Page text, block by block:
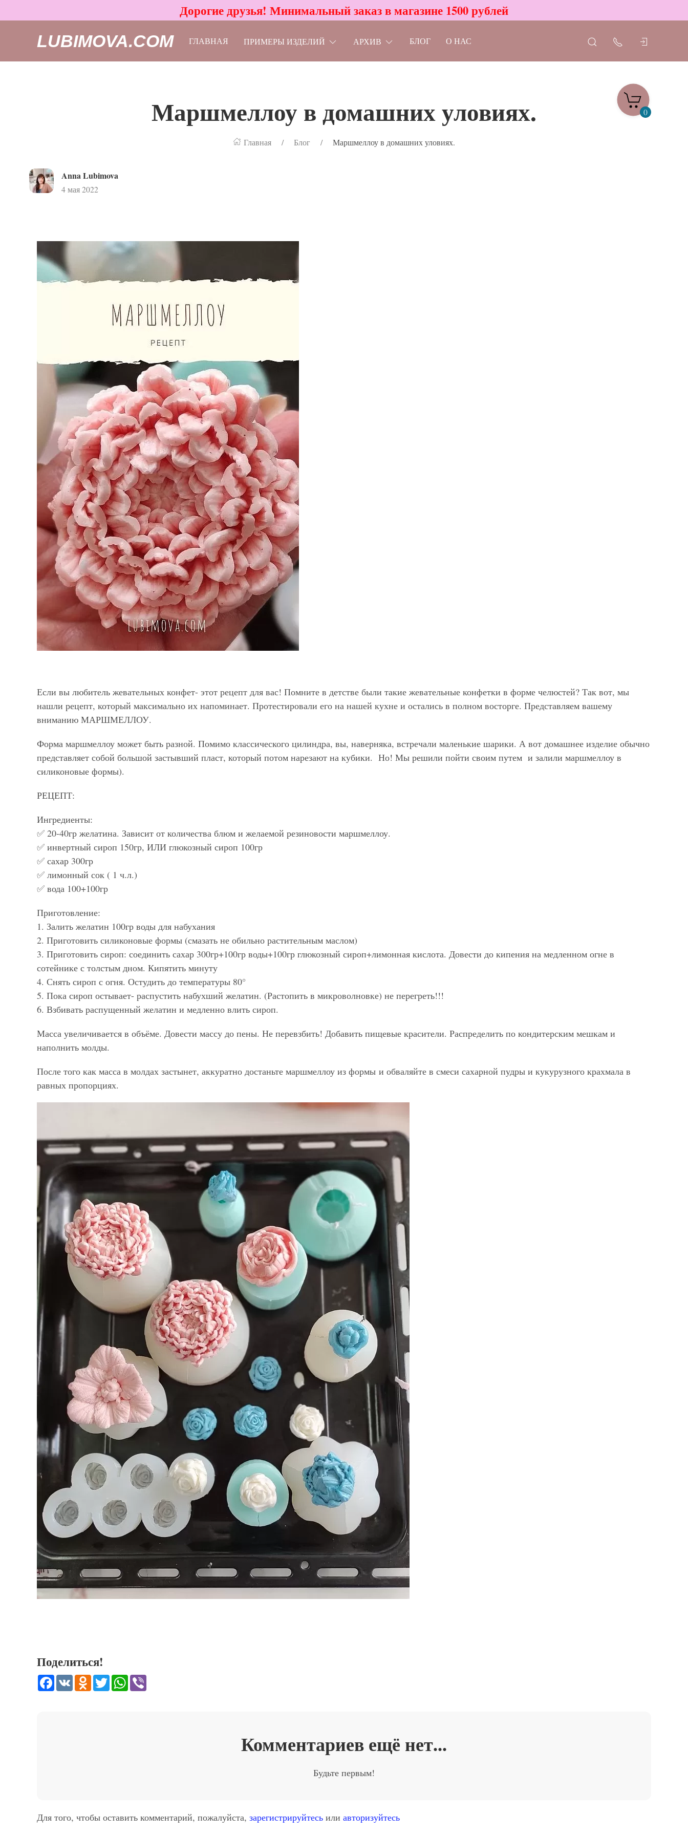
Дорогие друзья! Минимальный заказ в магазине 1500 рублей
LUBIMOVA.COM ГЛАВНАЯ ПРИМЕРЫ ИЗДЕЛИЙ АРХИВ БЛОГ О НАС
0
Маршмеллоу в домашних уловиях.
Главная Блог Маршмеллоу в домашних уловиях.
Anna Lubimova
4 мая 2022
Если вы любитель жевательных конфет- этот рецепт для вас! Помните в детстве были такие жевательные конфетки в форме челюстей? Так вот, мы
нашли рецепт, который максимально их напоминает. Протестировали его на нашей кухне и остались в полном восторге. Представляем вашему
вниманию МАРШМЕЛЛОУ.
Форма маршмеллоу может быть разной. Помимо классического цилиндра, вы, наверняка, встречали маленькие шарики. А вот домашнее изделие обычно
представляет собой большой застывший пласт, который потом нарезают на кубики. Но! Мы решили пойти своим путем и залили маршмеллоу в
силиконовые формы).
РЕЦЕПТ:
Ингредиенты:
✅ 20-40гр желатина. Зависит от количества блюм и желаемой резиновости маршмеллоу.
✅ инвертный сироп 150гр, ИЛИ глюкозный сироп 100гр
✅ сахар 300гр
✅ лимонный сок ( 1 ч.л.)
✅ вода 100+100гр
Приготовление:
1. Залить желатин 100гр воды для набухания
2. Приготовить силиконовые формы (смазать не обильно растительным маслом)
3. Приготовить сироп: соединить сахар 300гр+100гр воды+100гр глюкозный сироп+лимонная кислота. Довести до кипения на медленном огне в
сотейнике с толстым дном. Кипятить минуту
4. Снять сироп с огня. Остудить до температуры 80°
5. Пока сироп остывает- распустить набухший желатин. (Растопить в микроволновке) не перегреть!!!
6. Взбивать распущенный желатин и медленно влить сироп.
Масса увеличивается в объёме. Довести массу до пены. Не перевзбить! Добавить пищевые красители. Распределить по кондитерским мешкам и
наполнить молды.
После того как масса в молдах застынет, аккуратно достаньте маршмеллоу из формы и обваляйте в смеси сахарной пудры и кукурузного крахмала в
равных пропорциях.
Поделиться!
Facebook
VK Odnoklassniki
TwitterWhatsApp
Комментариев ещё нет...
Будьте первым!
Для того, чтобы оставить комментарий, пожалуйста, зарегистрируйтесь или авторизуйтесь